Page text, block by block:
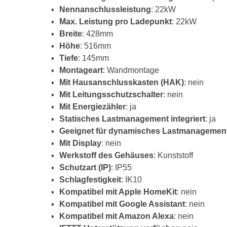
Nennanschlussleistung: 22kW
Max. Leistung pro Ladepunkt: 22kW
Breite: 428mm
Höhe: 516mm
Tiefe: 145mm
Montageart: Wandmontage
Mit Hausanschlusskasten (HAK): nein
Mit Leitungsschutzschalter: nein
Mit Energiezähler: ja
Statisches Lastmanagement integriert: ja
Geeignet für dynamisches
Mit Display: nein
Werkstoff des Gehäuses: Kunststoff
Schutzart (IP): IP55
Schlagfestigkeit: IK10
Kompatibel mit Apple HomeKit: nein
Kompatibel mit Google Assistant: nein
Kompatibel mit Amazon Alexa: nein